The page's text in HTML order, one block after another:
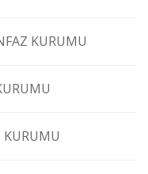
KURUMU
KURUMU